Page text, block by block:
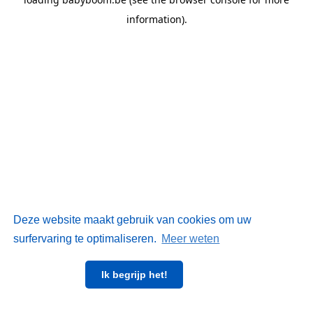
Deze website maakt gebruik van cookies om uw
surfervaring te optimaliseren. Meer weten
Ik begrijp het!
information).